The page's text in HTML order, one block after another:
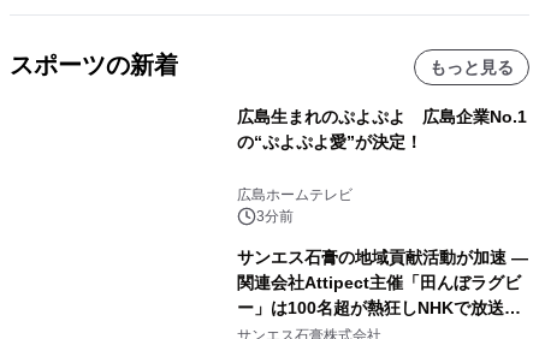
スポーツの新着 もっと見る
広島生まれのぷよぷよ 広島企業No.1
の“ぷよぷよ愛”が決定！
広島ホームテレビ
3分前
サンエス石膏の地域貢献活動が加速 ―
関連会社Attipect主催「田んぼラグビ
ー」は100名超が熱狂しNHKで放送さ
れました。
サンエス石膏株式会社